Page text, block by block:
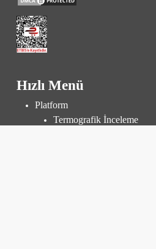
Hızlı Menü
Platform
Termografik İnceleme